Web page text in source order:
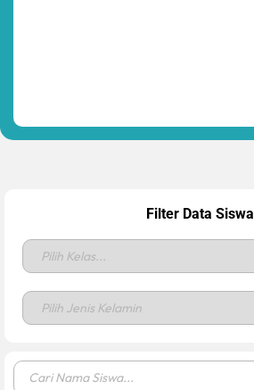
Filter Data Siswa